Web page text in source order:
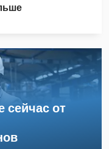
сейчас от